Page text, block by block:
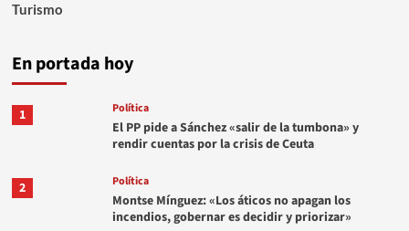
Turismo
En portada hoy
1 Política
El PP pide a Sánchez «salir de la tumbona» y
rendir cuentas por la crisis de Ceuta
2 Política
Montse Mínguez: «Los áticos no apagan los
incendios, gobernar es decidir y priorizar»